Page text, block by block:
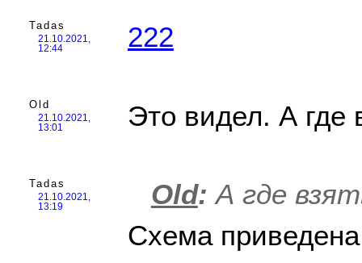
Tadas
21.10.2021,
12:44
222
Old
21.10.2021,
13:01
Это видел. А где
Tadas
21.10.2021,
13:19
Old: А где
Схема